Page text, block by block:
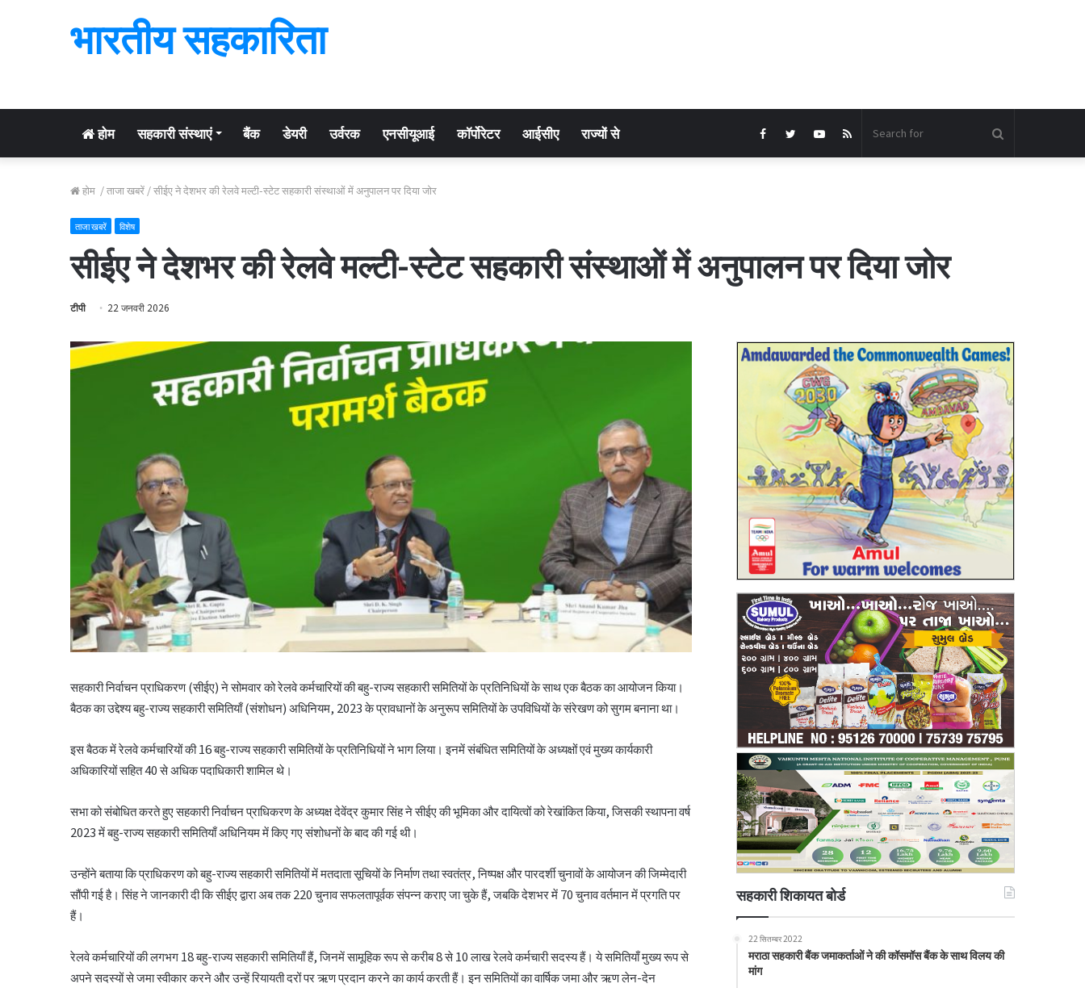
भारतीय सहकारिता
होम सहकारी संस्थाएं बैंक डेयरी उर्वरक एनसीयूआई कॉर्पोरेटर आईसीए राज्यों से RSS
YouTube
Twitter
Facebook
होम /ताजा खबरें /सीईए ने देशभर की रेलवे मल्टी-स्टेट सहकारी संस्थाओं में अनुपालन पर दिया जोर
ताजा खबरें विशेष
सीईए ने देशभर की रेलवे मल्टी-स्टेट सहकारी संस्थाओं में अनुपालन पर दिया जोर
टीपी 22 जनवरी 2026
सहकारी निर्वाचन प्राधिकरण (सीईए) ने सोमवार को रेलवे कर्मचारियों की बहु-राज्य सहकारी समितियों के प्रतिनिधियों के साथ एक बैठक का आयोजन किया।
बैठक का उद्देश्य बहु-राज्य सहकारी समितियाँ (संशोधन) अधिनियम, 2023 के प्रावधानों के अनुरूप समितियों के उपविधियों के संरेखण को सुगम बनाना था।
इस बैठक में रेलवे कर्मचारियों की 16 बहु-राज्य सहकारी समितियों के प्रतिनिधियों ने भाग लिया। इनमें संबंधित समितियों के अध्यक्षों एवं मुख्य कार्यकारी
अधिकारियों सहित 40 से अधिक पदाधिकारी शामिल थे।
सभा को संबोधित करते हुए सहकारी निर्वाचन प्राधिकरण के अध्यक्ष देवेंद्र कुमार सिंह ने सीईए की भूमिका और दायित्वों को रेखांकित किया, जिसकी स्थापना वर्ष
2023 में बहु-राज्य सहकारी समितियाँ अधिनियम में किए गए संशोधनों के बाद की गई थी।
उन्होंने बताया कि प्राधिकरण को बहु-राज्य सहकारी समितियों में मतदाता सूचियों के निर्माण तथा स्वतंत्र, निष्पक्ष और पारदर्शी चुनावों के आयोजन की जिम्मेदारी
सौंपी गई है। सिंह ने जानकारी दी कि सीईए द्वारा अब तक 220 चुनाव सफलतापूर्वक संपन्न कराए जा चुके हैं, जबकि देशभर में 70 चुनाव वर्तमान में प्रगति पर
हैं।
रेलवे कर्मचारियों की लगभग 18 बहु-राज्य सहकारी समितियाँ हैं, जिनमें सामूहिक रूप से करीब 8 से 10 लाख रेलवे कर्मचारी सदस्य हैं। ये समितियाँ मुख्य रूप से
अपने सदस्यों से जमा स्वीकार करने और उन्हें रियायती दरों पर ऋण प्रदान करने का कार्य करती हैं। इन समितियों का वार्षिक जमा और ऋण लेन-देन
सहकारी शिकायत बोर्ड
22 सितम्बर 2022
मराठा सहकारी बैंक जमाकर्ताओं ने की कॉसमॉस बैंक के साथ विलय की
मांग